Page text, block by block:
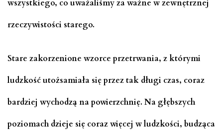
wszystkiego, co uważaliśmy za ważne w zewnętrznej
rzeczywistości starego.
Stare zakorzenione wzorce przetrwania, z którymi
ludzkość utożsamiała się przez tak długi czas, coraz
bardziej wychodzą na powierzchnię. Na głębszych
poziomach dzieje się coraz więcej w ludzkości, budząca